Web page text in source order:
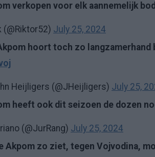
verkopen voor elk aannemelijk bod
(@Riktor52) July 25, 2024
hoort toch zo
Heijligers (@JHeijligers) July 25,
heeft ook dit seizoen de dozen
(@JurRang) July 25, 2024
Akpom zo ziet, tegen Vojvodina,